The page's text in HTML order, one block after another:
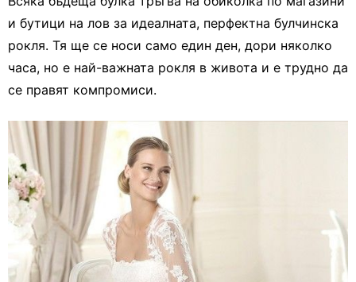
и бутици на лов за идеалната, перфектна булчинска
рокля. Тя ще се носи само един ден, дори няколко
часа, но е най-важната рокля в живота и е трудно да
се правят компромиси.